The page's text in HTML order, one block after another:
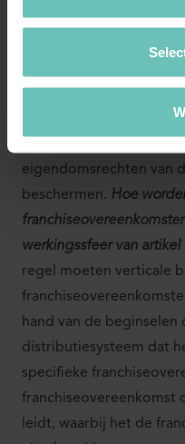
Kan ik als
te houden met
dergelijke verplichting
eigendomsrechten van
beschermen. Hoe
werkingssfeer van
regel moeten verticale
hand van de
distributiesysteem dat
specifieke
franchiseovereenkomst
leidt, waarbij het de